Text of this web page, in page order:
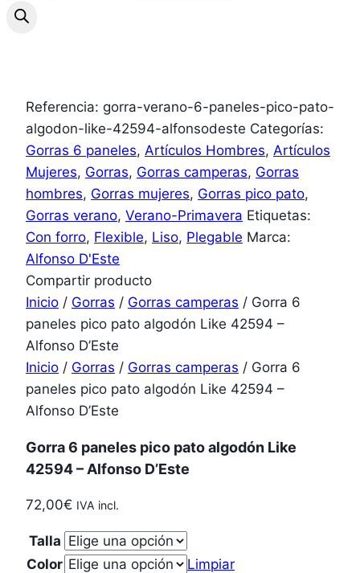
Referencia: gorra-verano-6-paneles-pico-pato-
algodon-like-42594-alfonsodeste Categorías:
Gorras 6 paneles, Artículos Hombres, Artículos
Mujeres, Gorras, Gorras camperas, Gorras
hombres, Gorras mujeres, Gorras pico pato,
Gorras verano, Verano-Primavera Etiquetas:
Con forro, Flexible, Liso, Plegable Marca:
Alfonso D'Este
Compartir producto
Inicio / Gorras / Gorras camperas / Gorra 6
paneles pico pato algodón Like 42594 –
Alfonso D’Este
Inicio / Gorras / Gorras camperas / Gorra 6
paneles pico pato algodón Like 42594 –
Alfonso D’Este
Gorra 6 paneles pico pato algodón Like
42594 – Alfonso D’Este
72,00€ IVA incl.
Talla
Color
Limpiar